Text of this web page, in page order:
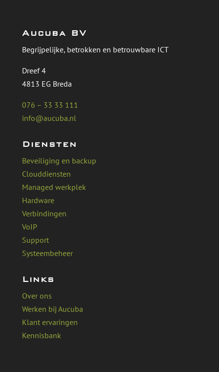
Aucuba BV
Begrijpelijke, betrokken en betrouwbare ICT
Dreef 4
4813 EG Breda
076 – 33 33 111
info@aucuba.nl
Diensten
Beveiliging en backup
Clouddiensten
Managed werkplek
Hardware
Verbindingen
VoIP
Support
Systeembeheer
Links
Over ons
Werken bij Aucuba
Klant ervaringen
Kennisbank